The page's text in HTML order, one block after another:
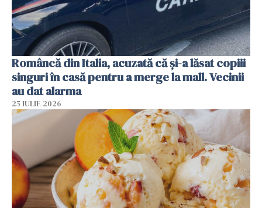
Româncă din Italia, acuzată că și-a lăsat copiii
singuri în casă pentru a merge la mall. Vecinii
au dat alarma
25 IULIE 2026